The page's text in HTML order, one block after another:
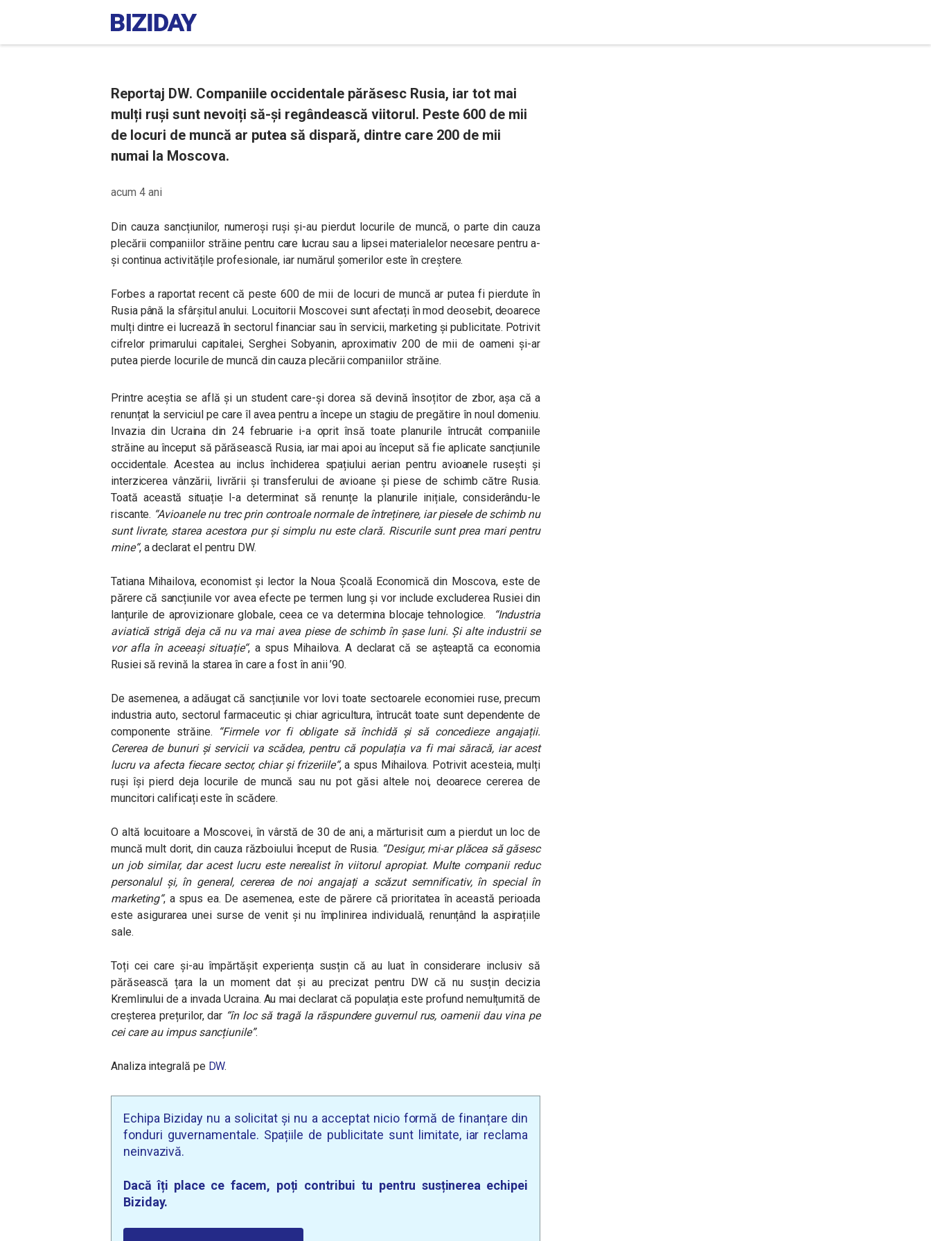
Reportaj DW. Companiile occidentale părăsesc Rusia, iar tot mai
mulți ruși sunt nevoiți să-și regândească viitorul. Peste 600 de mii
de locuri de muncă ar putea să dispară, dintre care 200 de mii
numai la Moscova.
acum 4 ani
Din cauza sancțiunilor, numeroși ruși și-au pierdut locurile de muncă, o parte din cauza
plecării companiilor străine pentru care lucrau sau a lipsei materialelor necesare pentru a-
și continua activitățile profesionale, iar numărul șomerilor este în creștere.
Forbes a raportat recent că peste 600 de mii de locuri de muncă ar putea fi pierdute în
Rusia până la sfârșitul anului. Locuitorii Moscovei sunt afectați în mod deosebit, deoarece
mulți dintre ei lucrează în sectorul financiar sau în servicii, marketing și publicitate. Potrivit
cifrelor primarului capitalei, Serghei Sobyanin, aproximativ 200 de mii de oameni și-ar
putea pierde locurile de muncă din cauza plecării companiilor străine.
Printre aceștia se află și un student care-și dorea să devină însoțitor de zbor, așa că a
renunțat la serviciul pe care îl avea pentru a începe un stagiu de pregătire în noul domeniu.
Invazia din Ucraina din 24 februarie i-a oprit însă toate planurile întrucât companiile
străine au început să părăsească Rusia, iar mai apoi au început să fie aplicate sancțiunile
occidentale. Acestea au inclus închiderea spațiului aerian pentru avioanele rusești și
interzicerea vânzării, livrării și transferului de avioane și piese de schimb către Rusia.
Toată această situație l-a determinat să renunțe la planurile inițiale, considerându-le
riscante. “Avioanele nu trec prin controale normale de întreținere, iar piesele de schimb nu
sunt livrate, starea acestora pur și simplu nu este clară. Riscurile sunt prea mari pentru
mine“, a declarat el pentru DW.
Tatiana Mihailova, economist și lector la Noua Școală Economică din Moscova, este de
părere că sancțiunile vor avea efecte pe termen lung și vor include excluderea Rusiei din
lanțurile de aprovizionare globale, ceea ce va determina blocaje tehnologice.
“Industria
aviatică strigă deja că nu va mai avea piese de schimb în șase luni. Și alte industrii se
vor afla în aceeași situație“, a spus Mihailova. A declarat că se așteaptă ca economia
Rusiei să revină la starea în care a fost în anii ’90.
De asemenea, a adăugat că sancțiunile vor lovi toate sectoarele economiei ruse, precum
industria auto, sectorul farmaceutic și chiar agricultura, întrucât toate sunt dependente de
componente străine.
“Firmele vor fi obligate să închidă și să concedieze angajații.
Cererea de bunuri și servicii va scădea, pentru că populația va fi mai săracă, iar acest
lucru va afecta fiecare sector, chiar și frizeriile“, a spus Mihailova. Potrivit acesteia, mulți
ruși își pierd deja locurile de muncă sau nu pot găsi altele noi, deoarece cererea de
muncitori calificați este în scădere.
O altă locuitoare a Moscovei, în vârstă de 30 de ani, a mărturisit cum a pierdut un loc de
muncă mult dorit, din cauza războiului început de Rusia. “Desigur, mi-ar plăcea să găsesc
un job similar, dar acest lucru este nerealist în viitorul apropiat. Multe companii reduc
personalul și, în general, cererea de noi angajați a scăzut semnificativ, în special în
marketing“, a spus ea. De asemenea, este de părere că prioritatea în această perioada
este asigurarea unei surse de venit și nu împlinirea individuală, renunțând la aspirațiile
sale.
Toți cei care și-au împărtășit experiența susțin că au luat în considerare inclusiv să
părăsească țara la un moment dat și au precizat pentru DW că nu susțin decizia
Kremlinului de a invada Ucraina. Au mai declarat că populația este profund nemulțumită de
creșterea prețurilor, dar “în loc să tragă la răspundere guvernul rus, oamenii dau vina pe
cei care au impus sancțiunile”.
Analiza integrală pe DW.
Echipa Biziday nu a solicitat și nu a acceptat nicio formă de finanțare din
fonduri guvernamentale. Spațiile de publicitate sunt limitate, iar reclama
neinvazivă.
Dacă îți place ce facem, poți contribui tu pentru susținerea echipei
Biziday.